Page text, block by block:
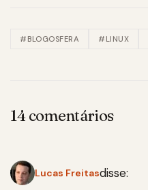
#BLOGOSFERA #LINUX
14 comentários
Lucas Freitasdisse: